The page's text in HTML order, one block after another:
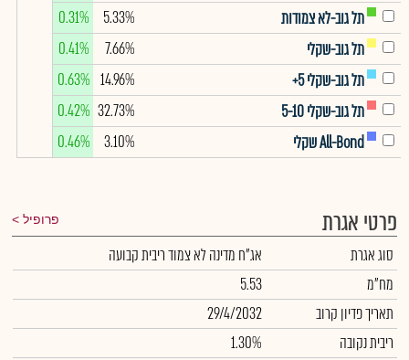
תל גוב-לא צמודות
5.33%
0.31%
תל גוב-שקלי
7.66%
0.41%
תל גוב-שקלי 5+
14.96%
0.63%
תל גוב-שקלי 5-10
32.73%
0.42%
All-Bond שקלי
3.10%
0.46%
פרטי אגרת פרופיל
סוג אגרת
אג"ח מדינה לא צמוד ריבית קבועה
מח"מ
5.53
תאריך פדיון קרוב
29/4/2032
ריבית נקובה
1.30%